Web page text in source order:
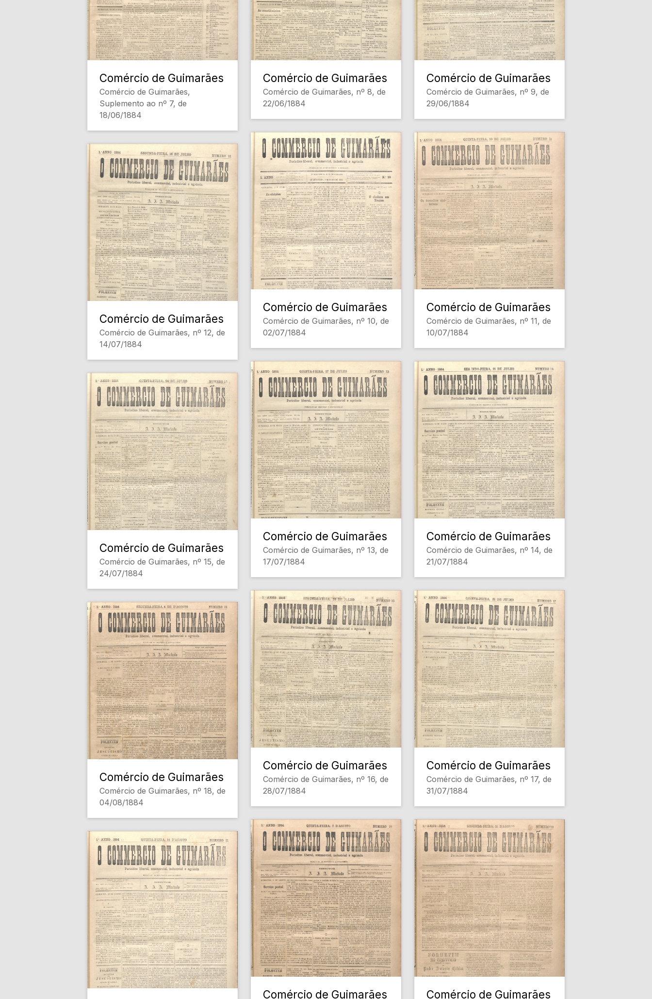
Comércio de Guimarães
Comércio de Guimarães,
Suplemento ao nº 7, de
18/06/1884
Comércio de Guimarães
Comércio de Guimarães, nº 8, de
22/06/1884
Comércio de Guimarães
Comércio de Guimarães, nº 9, de
29/06/1884
Comércio de Guimarães
Comércio de Guimarães, nº 10, de
02/07/1884
Comércio de Guimarães
Comércio de Guimarães, nº 11, de
10/07/1884
Comércio de Guimarães
Comércio de Guimarães, nº 12, de
14/07/1884
Comércio de Guimarães
Comércio de Guimarães, nº 13, de
17/07/1884
Comércio de Guimarães
Comércio de Guimarães, nº 14, de
21/07/1884
Comércio de Guimarães
Comércio de Guimarães, nº 15, de
24/07/1884
Comércio de Guimarães
Comércio de Guimarães, nº 16, de
28/07/1884
Comércio de Guimarães
Comércio de Guimarães, nº 17, de
31/07/1884
Comércio de Guimarães
Comércio de Guimarães, nº 18, de
04/08/1884
Comércio de Guimarães Comércio de Guimarães